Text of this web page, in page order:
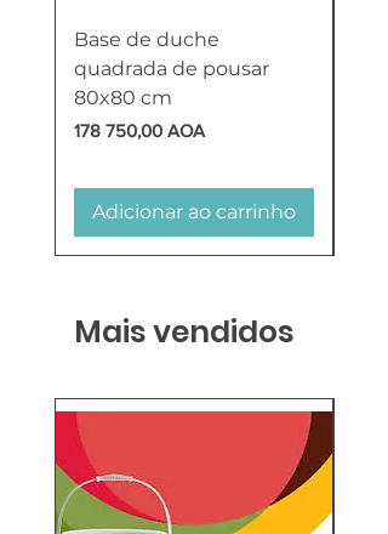
Base de duche
quadrada de pousar
80x80 cm
Preço
178 750,00 AOA
Adicionar ao carrinho
Mais vendidos